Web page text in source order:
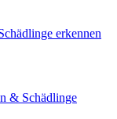
erkennen
& Schädlinge